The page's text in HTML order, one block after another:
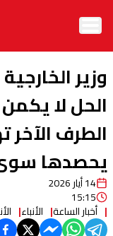
الأخبار
آراء
فيديو
مواقف
وليد جنبلاطالحزب
‏وزير
الحل لا
الطرف الآخر
يحصدها
14 أيار 2026
15:15
أخبار الساعة الأنباء